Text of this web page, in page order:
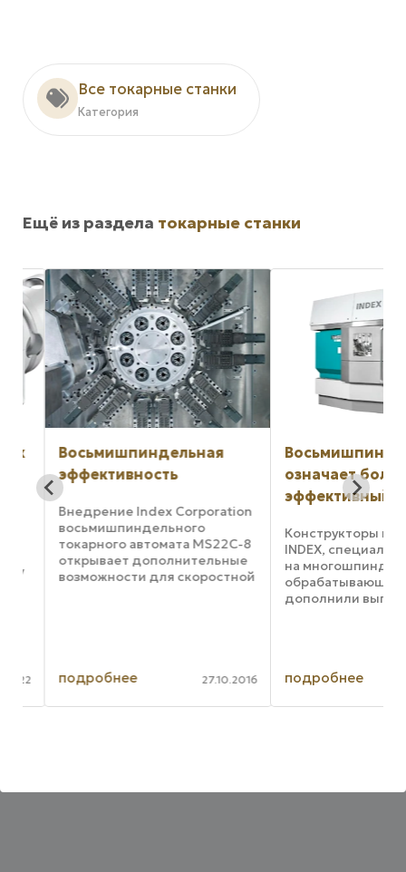
Все токарные станки
Категория
Ещё из раздела токарные станки
Восьмишпиндельная
эффективность
Внедрение Index Corporation
восьмишпиндельного
токарного автомата MS22C-8
открывает дополнительные
возможности для скоростной
подробнее 27.10.2016
означает более
эффективный
Конструкторы
INDEX,
на
обрабатывающих
дополнили
управлением.
на ...
подробнее